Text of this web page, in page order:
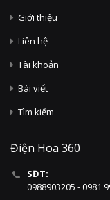
Giới thiệu
Liên hệ
Tài khoản
Bài viết
Tìm kiếm
Điện Hoa 360
SĐT:
0988903205 - 0981